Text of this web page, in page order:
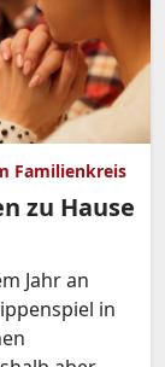
Familienkreis
zu Hause
Jahr an
in